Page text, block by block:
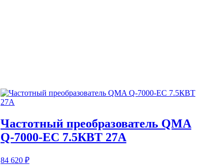
Частотный преобразователь QMA
Q-7000-EC 7.5КВТ 27А
84 620 ₽